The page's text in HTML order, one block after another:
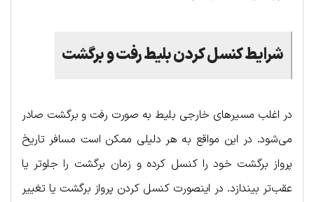
شرایط کنسل کردن بلیط رفت و برگشت
در اغلب مسیرهای خارجی بلیط به صورت رفت و برگشت صادر
می‌شود. در این مواقع به هر دلیلی ممکن است مسافر تاریخ
پرواز برگشت خود را کنسل کرده و زمان برگشت را جلوتر یا
عقب‌تر بیندازد. در اینصورت کنسل کردن پرواز برگشت یا تغییر